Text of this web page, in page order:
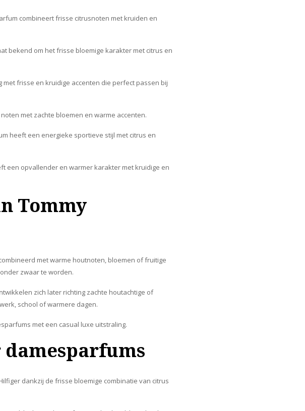
combineert frisse citrusnoten met kruiden en
bekend om het frisse bloemige karakter met citrus en
frisse en kruidige accenten die perfect passen bij
met zachte bloemen en warme accenten.
heeft een energieke sportieve stijl met citrus en
een opvallender en warmer karakter met kruidige en
Tommy
met warme houtnoten, bloemen of fruitige
zwaar te worden.
zich later richting zachte houtachtige of
school of warmere dagen.
met een casual luxe uitstraling.
dankzij de frisse bloemige combinatie van citrus